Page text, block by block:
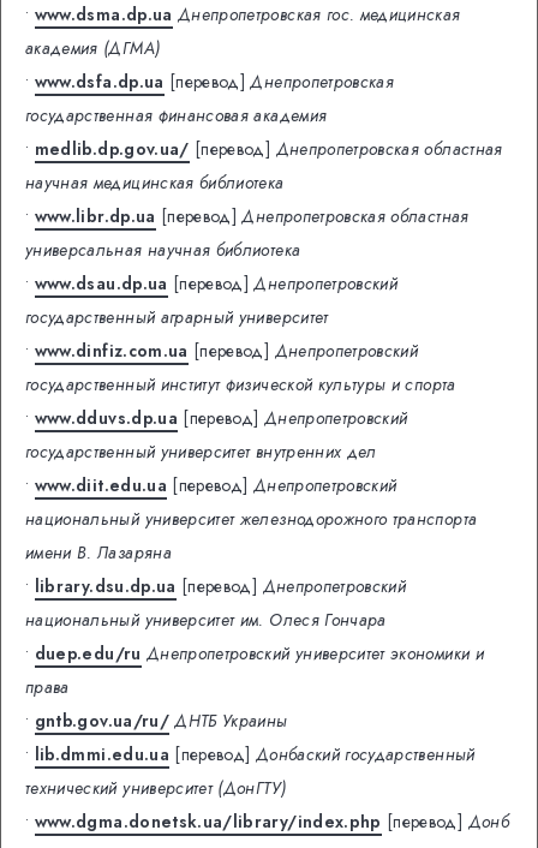
• www.dsma.dp.ua Днепропетровская гос. медицинская
академия (ДГМА)
• www.dsfa.dp.ua [перевод] Днепропетровская
государственная финансовая академия
• medlib.dp.gov.ua/ [перевод] Днепропетровская областная
научная медицинская библиотека
• www.libr.dp.ua [перевод] Днепропетровская областная
универсальная научная библиотека
• www.dsau.dp.ua [перевод] Днепропетровский
государственный аграрный университет
• www.dinfiz.com.ua [перевод] Днепропетровский
государственный институт физической культуры и спорта
• www.dduvs.dp.ua [перевод] Днепропетровский
государственный университет внутренних дел
• www.diit.edu.ua [перевод] Днепропетровский
национальный университет железнодорожного транспорта
имени В. Лазаряна
• library.dsu.dp.ua [перевод] Днепропетровский
национальный университет им. Олеся Гончара
• duep.edu/ru Днепропетровский университет экономики и
права
• gntb.gov.ua/ru/ ДНТБ Украины
• lib.dmmi.edu.ua [перевод] Донбаский государственный
технический университет (ДонГТУ)
• www.dgma.donetsk.ua/library/index.php [перевод] Донб